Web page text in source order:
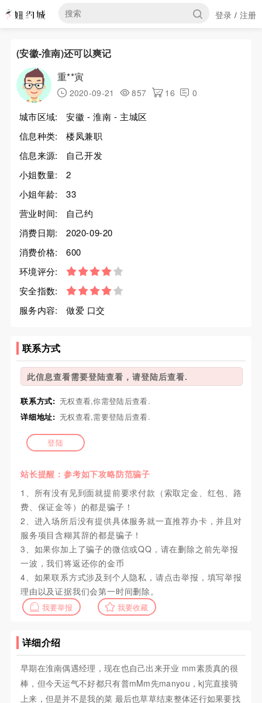
登录 / 注册
(安徽-淮南)还可以爽记
重**寅
2020-09-21 857 16 0
城市区域:
安徽 - 淮南 - 主城区
信息种类:
楼凤兼职
信息来源:
自己开发
小姐数量:
2
小姐年龄:
33
营业时间:
自己约
消费日期:
2020-09-20
消费价格:
600
环境评分:
安全指数:
服务内容:
做爱 口交
联系方式
此信息查看需要登陆查看，请登陆后查看.
联系方式: 无权查看,你需登陆后查看.
详细地址: 无权查看,需要登陆后查看.
登陆
站长提醒：参考如下攻略防范骗子
1、所有没有见到面就提前要求付款（索取定金、红包、路
费、保证金等）的都是骗子！
2、进入场所后没有提供具体服务就一直推荐办卡，并且对
服务项目含糊其辞的都是骗子！
3、如果你加上了骗子的微信或QQ，请在删除之前先举报
一波，我们将返还你的金币
4、如果联系方式涉及到个人隐私，请点击举报，填写举报
理由以及证据我们会第一时间删除。
我要举报 我要收藏
详细介绍
早期在淮南偶遇经理，现在也自己出来开业 mm素质真的很
棒，但今天运气不好都只有普mMm先manyou，kj完直接骑
上来，但是并不是我的菜 最后也草草结束整体还行如果要找